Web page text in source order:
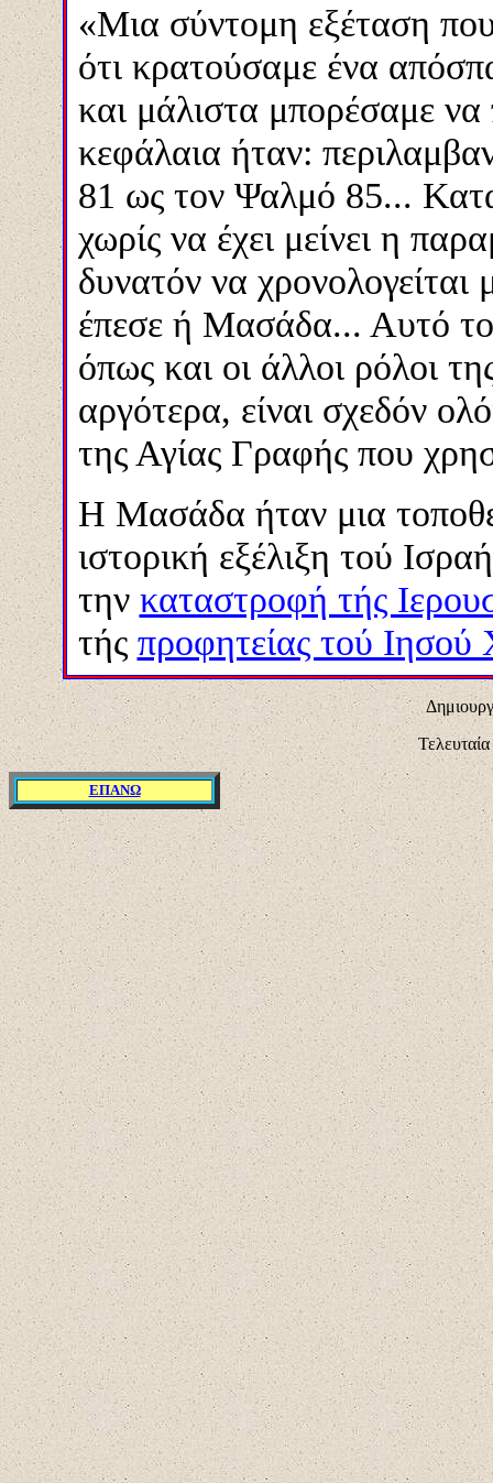
«Μια σύντομη εξέταση
ότι κρατούσαμε ένα
και μάλιστα μπορέσαμε να
κεφάλαια ήταν:
81 ως τον Ψαλμό 85...
χωρίς να έχει μείνει η
δυνατόν να
έπεσε ή Μασάδα... Αυτό
όπως και οι άλλοι ρόλοι
αργότερα, είναι σχεδόν
της Αγίας Γραφής που
Η Μασάδα ήταν μια
ιστορική εξέλιξη τού
την καταστροφή τής
τής προφητείας τού Ιησού
ΕΠΑΝΩ